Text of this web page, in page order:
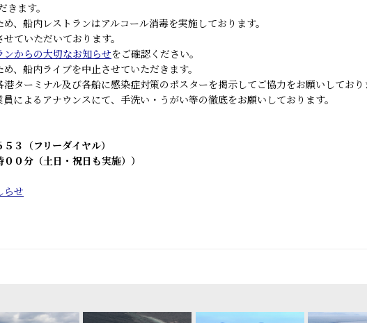
ます。
、船内レストランはアルコール消毒を実施しております。
ていただいております。
ンからの大切なお知らせをご確認ください。
、船内ライブを中止させていただきます。
ターミナル及び各船に感染症対策のポスターを掲示してご協力をお願いしており
によるアナウンスにて、手洗い・うがい等の徹底をお願いしております。
３（フリーダイヤル）
０分（土日・祝日も実施））
らせ